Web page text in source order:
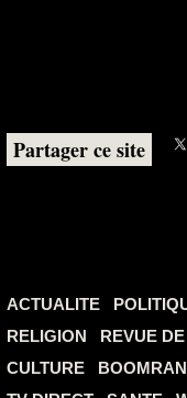
Partager ce site
ACTUALITE
RELIGION
REVUE
CULTURE